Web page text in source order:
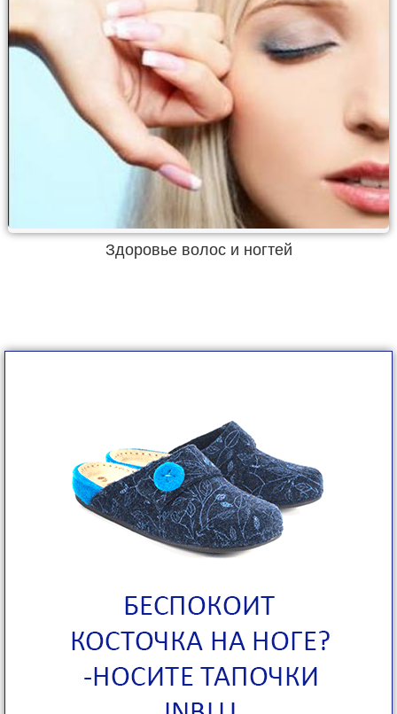
Здоровье волос и ногтей